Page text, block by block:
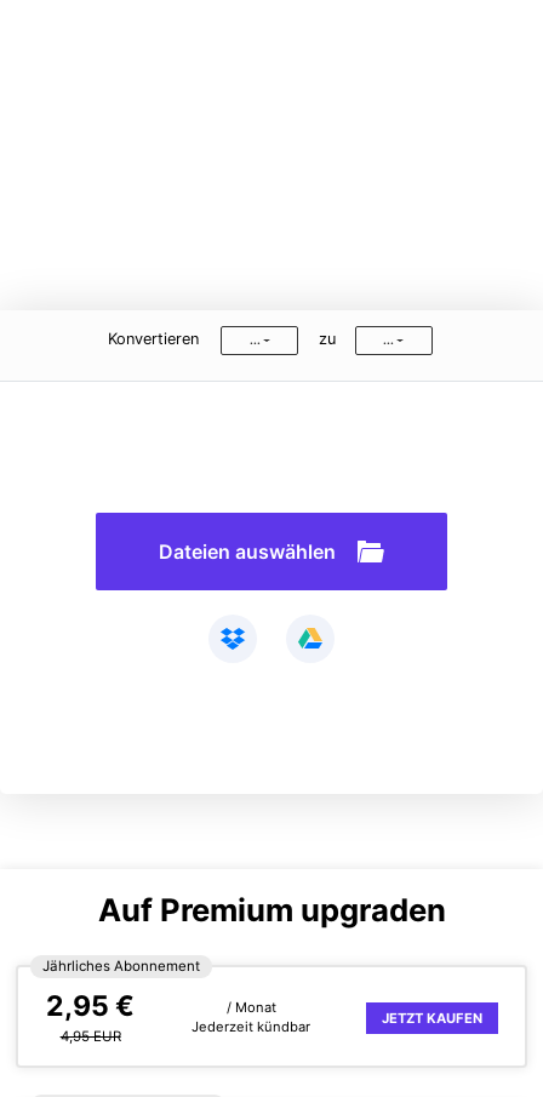
Konvertieren ... zu ...
Dateien auswählen
Auf Premium upgraden
Jährliches Abonnement
2,95 €
4,95 EUR
/ Monat
Jederzeit kündbar
JETZT KAUFEN